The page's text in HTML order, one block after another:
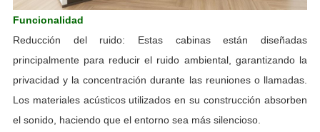
Funcionalidad
Reducción del ruido: Estas cabinas están diseñadas
principalmente para reducir el ruido ambiental, garantizando la
privacidad y la concentración durante las reuniones o llamadas.
Los materiales acústicos utilizados en su construcción absorben
el sonido, haciendo que el entorno sea más silencioso.